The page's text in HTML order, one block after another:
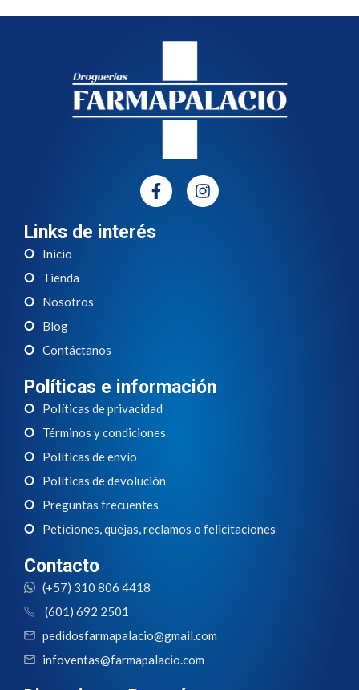
Links de interés
Inicio
Tienda
Nosotros
Blog
Contáctanos
Políticas e información
Políticas de privacidad
Términos y condiciones
Políticas de envío
Políticas de devolución
Preguntas frecuentes
Peticiones, quejas, reclamos o felicitaciones
Contacto
(+57) 310 806 4418
(601) 692 2501
pedidosfarmapalacio@gmail.com
infoventas@farmapalacio.com